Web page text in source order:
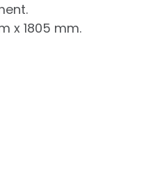
x 1805 mm.